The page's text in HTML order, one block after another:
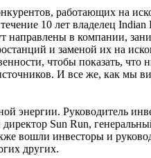
работающих на
10 лет владелец
направлены в компании,
и заменой их на
чтобы показать,
И все же, как мы
энергии. Руководитель
Sun Run,
вошли инвесторы и
других.